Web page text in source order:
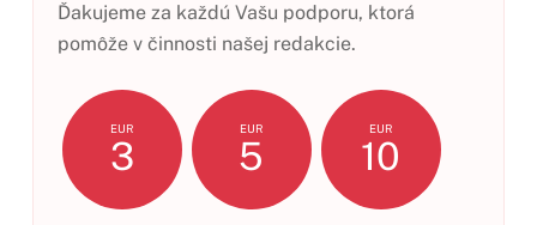
Ďakujeme za každú Vašu podporu, ktorá
pomôže v činnosti našej redakcie.
EUR
3
EUR
5
EUR
10